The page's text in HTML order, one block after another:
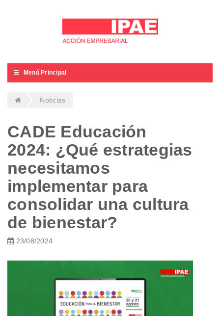
Menú Principal
Noticias
CADE Educación
2024: ¿Qué estrategias
necesitamos
implementar para
consolidar una cultura
de bienestar?
23/08/2024